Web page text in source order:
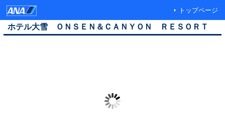
トップページ
ホテル大雪 ＯＮＳＥＮ＆ＣＡＮＹＯＮ ＲＥＳＯＲＴ